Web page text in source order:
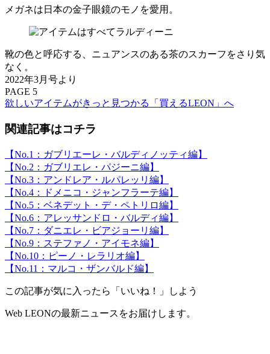
メガネは日本の金子眼鏡のモノを愛用。
靴の色と呼応する、ニュアンスのある茶のスカーフをさり気
なく。
2022年3月号より
PAGE 5
欲しいアイテムがきっと見つかる「買えるLEON」へ
関連記事はコチラ
【No.1：ガブリエーレ・バルディノッティ編】
【No.2：ガブリエレ・パジーニ編】
【No.3：アンドレア・ルパレッリ編】
【No.4：ドメニコ・ジャンフラーテ編】
【No.5：ベネデット・デ・ペトリロ編】
【No.6：アレッサンドロ・バルディ編】
【No.7：ダニエレ・ビアジョーリ編】
【No.9：ステファノ・アイモネ編】
【No.10：ピーノ・レラリオ編】
【No.11：マルコ・ザンバルド編】
この記事が気に入ったら「いいね！」しよう
Web LEONの最新ニュースをお届けします。